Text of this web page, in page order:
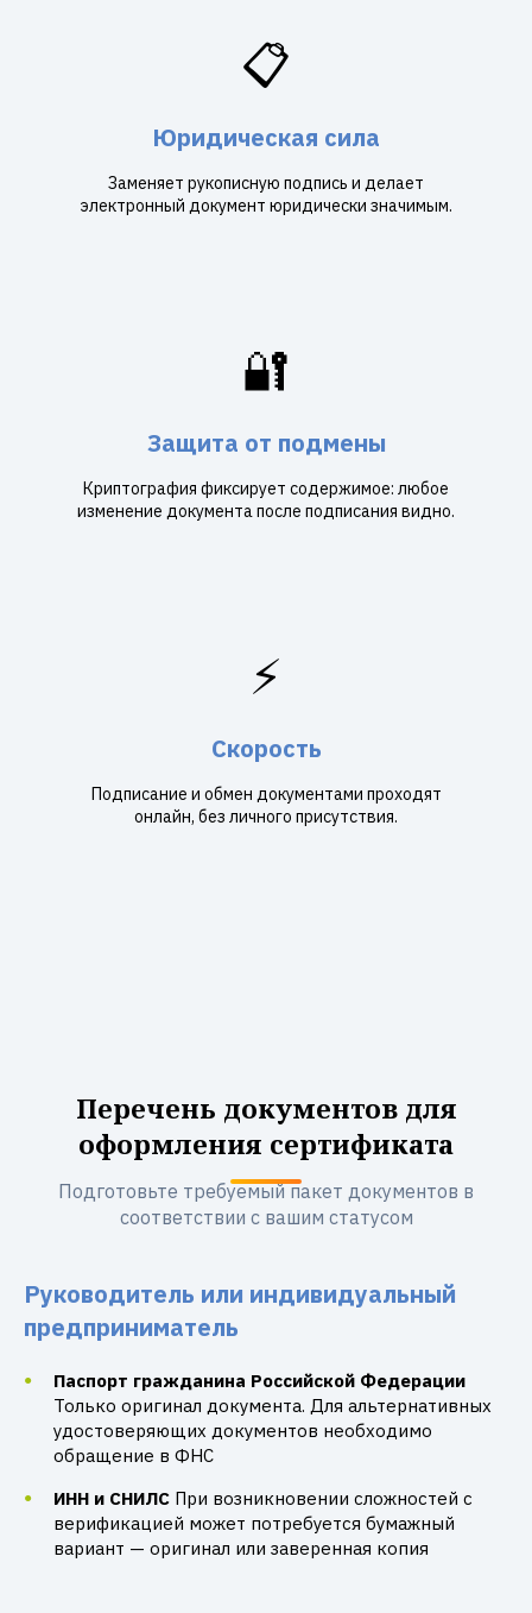
📋
Юридическая сила
Заменяет рукописную подпись и делает
электронный документ юридически значимым.
🔐
Защита от подмены
Криптография фиксирует содержимое: любое
изменение документа после подписания видно.
⚡
Скорость
Подписание и обмен документами проходят
онлайн, без личного присутствия.
Перечень документов для
оформления сертификата
Подготовьте требуемый пакет документов в
соответствии с вашим статусом
Руководитель или индивидуальный
предприниматель
Паспорт гражданина Российской Федерации
Только оригинал документа. Для альтернативных
удостоверяющих документов необходимо
обращение в ФНС
ИНН и СНИЛС При возникновении сложностей с
верификацией может потребуется бумажный
вариант — оригинал или заверенная копия